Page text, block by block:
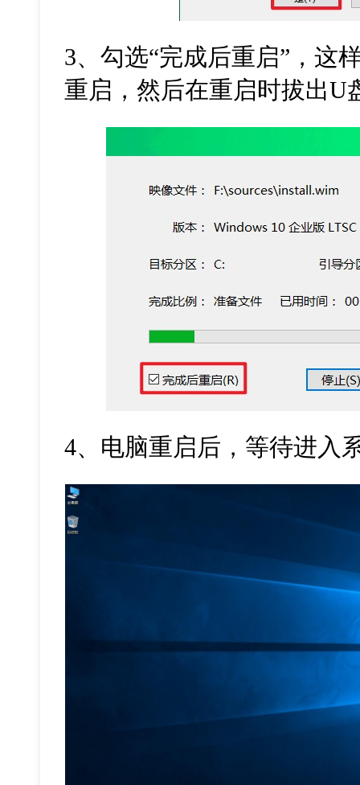
3、勾选“完成后重启” ，这
重启，然后在重启时拔出U
4、电脑重启后，等待进入